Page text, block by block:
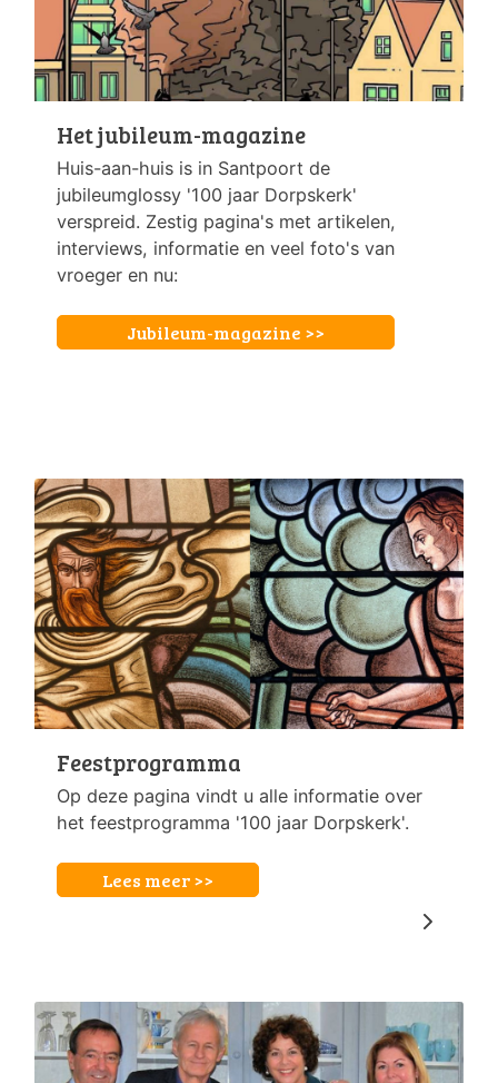
Het jubileum-magazine
Huis-aan-huis is in Santpoort de
jubileumglossy '100 jaar Dorpskerk'
verspreid. Zestig pagina's met artikelen,
interviews, informatie en veel foto's van
vroeger en nu:
Jubileum-magazine >>
Feestprogramma
Op deze pagina vindt u alle informatie over
het feestprogramma '100 jaar Dorpskerk'.
Lees meer >>